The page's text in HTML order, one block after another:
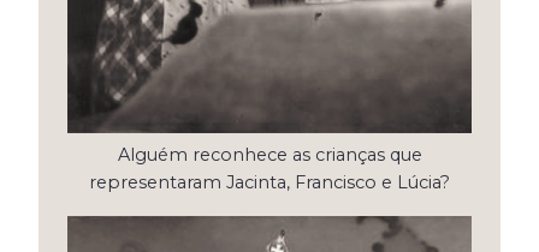
Alguém reconhece as crianças que
representaram Jacinta, Francisco e Lúcia?